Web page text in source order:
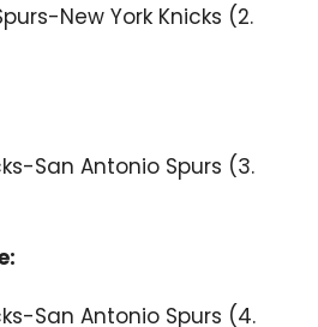
New York Knicks (2.
San Antonio Spurs (3.
San Antonio Spurs (4.